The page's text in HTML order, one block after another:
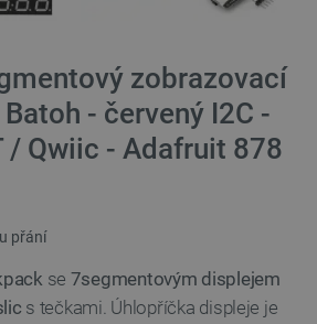
zobrazovací
- červený I2C -
/ Qwiic - Adafruit 878
přání
se 7segmentovým displejem
s tečkami. Úhlopříčka displeje je